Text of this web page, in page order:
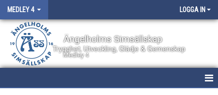
MEDLEY 4 LOGGA IN
Ängelholms Simsällskap
Trygghet, Utveckling, Glädje & Gemenskap
Medley 4